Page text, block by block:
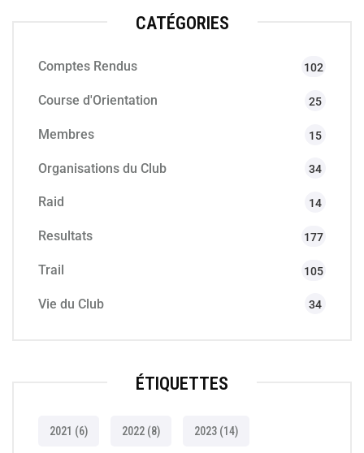
CATÉGORIES
Comptes Rendus 102
Course d'Orientation 25
Membres 15
Organisations du Club 34
Raid 14
Resultats 177
Trail 105
Vie du Club 34
ÉTIQUETTES
2021 (6) 2022 (8) 2023 (14)